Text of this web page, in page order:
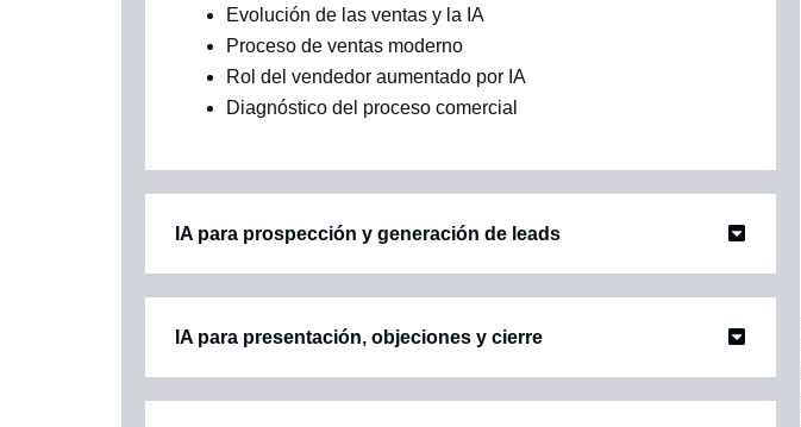
Evolución de las ventas y la IA
Proceso de ventas moderno
Rol del vendedor aumentado por IA
Diagnóstico del proceso comercial
IA para prospección y generación de leads
IA para presentación, objeciones y cierre